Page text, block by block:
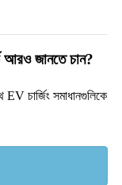
জানতে চান?
চার্জিং সমাধানগুলিকে